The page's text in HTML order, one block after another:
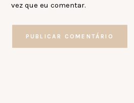
vez que eu comentar.